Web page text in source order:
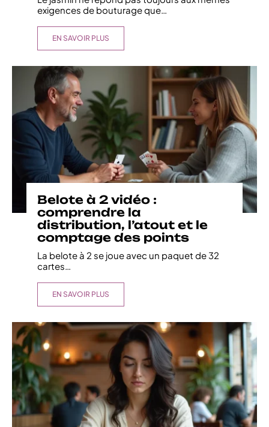
exigences de bouturage que
EN SAVOIR PLUS
Belote à 2 vidéo :
comprendre la
distribution, l’atout et le
comptage des points
La belote à 2 se joue avec un paquet de 32
cartes
EN SAVOIR PLUS